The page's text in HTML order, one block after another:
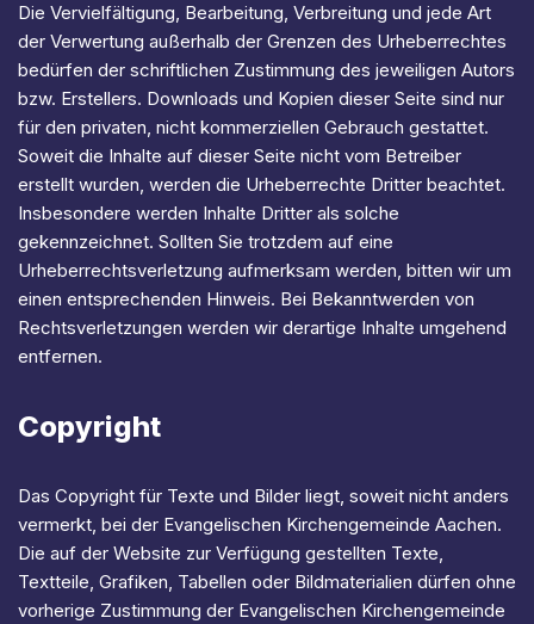
Die Vervielfältigung, Bearbeitung, Verbreitung und jede Art
der Verwertung außerhalb der Grenzen des Urheberrechtes
bedürfen der schriftlichen Zustimmung des jeweiligen Autors
bzw. Erstellers. Downloads und Kopien dieser Seite sind nur
für den privaten, nicht kommerziellen Gebrauch gestattet.
Soweit die Inhalte auf dieser Seite nicht vom Betreiber
erstellt wurden, werden die Urheberrechte Dritter beachtet.
Insbesondere werden Inhalte Dritter als solche
gekennzeichnet. Sollten Sie trotzdem auf eine
Urheberrechtsverletzung aufmerksam werden, bitten wir um
einen entsprechenden Hinweis. Bei Bekanntwerden von
Rechtsverletzungen werden wir derartige Inhalte umgehend
entfernen.
Copyright
Das Copyright für Texte und Bilder liegt, soweit nicht anders
vermerkt, bei der Evangelischen Kirchengemeinde Aachen.
Die auf der Website zur Verfügung gestellten Texte,
Textteile, Grafiken, Tabellen oder Bildmaterialien dürfen ohne
vorherige Zustimmung der Evangelischen Kirchengemeinde